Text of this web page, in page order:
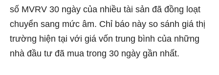
số MVRV 30 ngày của nhiều tài sản đã đồng loạt
chuyển sang mức âm. Chỉ báo này so sánh giá thị
trường hiện tại với giá vốn trung bình của những
nhà đầu tư đã mua trong 30 ngày gần nhất.